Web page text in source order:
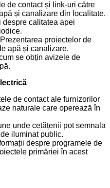
de contact și link-uri către
și canalizare din localitate.
despre calitatea apei
Prezentarea proiectelor de
apă și canalizare.
se obțin avizele de
de contact ale furnizorilor
naturale care operează în
unde cetățenii pot semnala
iluminat public.
despre programele de
primăriei în acest